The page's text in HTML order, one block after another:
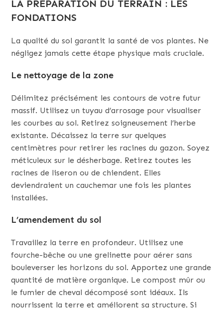
LA PRÉPARATION DU TERRAIN : LES
FONDATIONS
La qualité du sol garantit la santé de vos plantes. Ne
négligez jamais cette étape physique mais cruciale.
Le nettoyage de la zone
Délimitez précisément les contours de votre futur
massif. Utilisez un tuyau d’arrosage pour visualiser
les courbes au sol. Retirez soigneusement l’herbe
existante. Décaissez la terre sur quelques
centimètres pour retirer les racines du gazon. Soyez
méticuleux sur le désherbage. Retirez toutes les
racines de liseron ou de chiendent. Elles
deviendraient un cauchemar une fois les plantes
installées.
L’amendement du sol
Travaillez la terre en profondeur. Utilisez une
fourche-bêche ou une grelinette pour aérer sans
bouleverser les horizons du sol. Apportez une grande
quantité de matière organique. Le compost mûr ou
le fumier de cheval décomposé sont idéaux. Ils
nourrissent la terre et améliorent sa structure. Si